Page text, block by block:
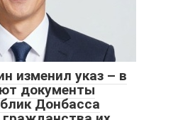
изменил указ – в
документы
Донбасса